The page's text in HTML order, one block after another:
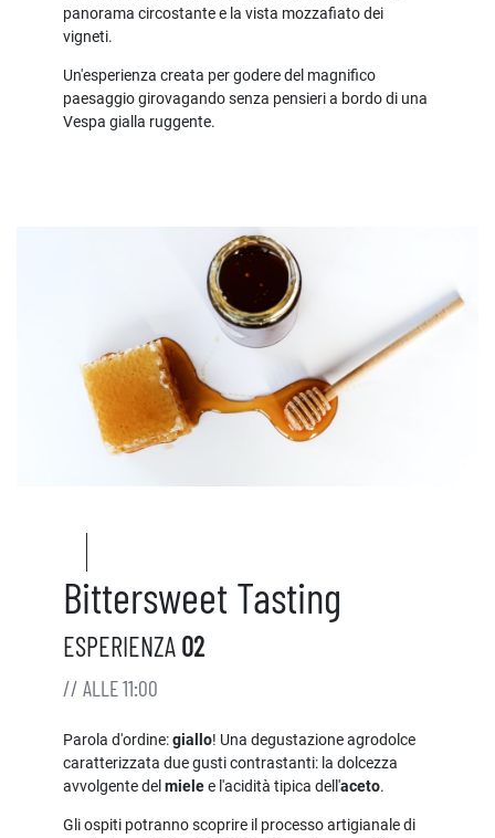
panorama circostante e la vista mozzafiato dei
vigneti.
Un'esperienza creata per godere del magnifico
paesaggio girovagando senza pensieri a bordo di una
Vespa gialla ruggente.
Bittersweet Tasting
ESPERIENZA 02
// ALLE 11:00
Parola d'ordine:giallo! Una degustazione agrodolce
caratterizzata due gusti contrastanti: la dolcezza
avvolgente del mielee l'acidità tipica dell'aceto.
Gli ospiti potranno scoprire il processo artigianale di